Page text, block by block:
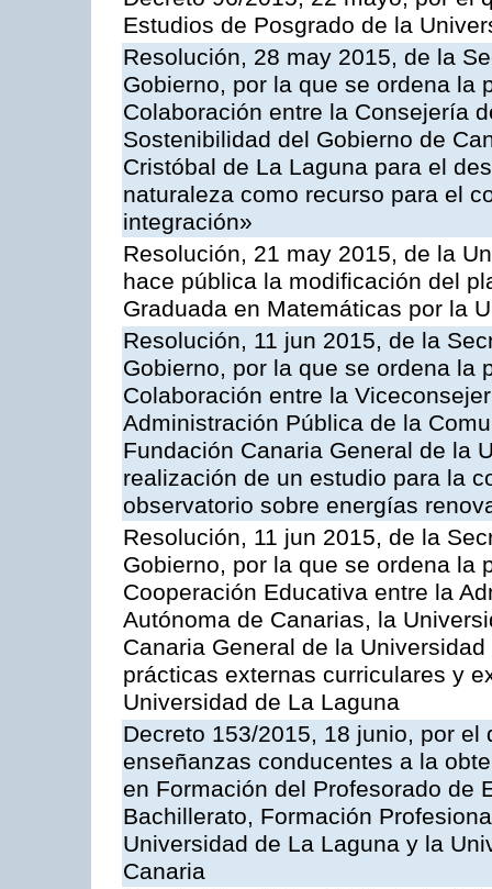
Estudios de Posgrado de la
Resolución, 28 may 2015, de la
Gobierno, por la que se ordena la
Colaboración entre la Consejería
Sostenibilidad del Gobierno de
Cristóbal de La Laguna para el
naturaleza como recurso para el
integración»
Resolución, 21 may 2015, de la
hace pública la modificación del
Graduada en Matemáticas por la
Resolución, 11 jun 2015, de la
Gobierno, por la que se ordena la
Colaboración entre la
Administración Pública de la
Fundación Canaria General de la
realización de un estudio para la
observatorio sobre energías
Resolución, 11 jun 2015, de la
Gobierno, por la que se ordena la
Cooperación Educativa entre la
Autónoma de Canarias, la
Canaria General de la
prácticas externas curriculares y
Universidad de La Laguna
Decreto 153/2015, 18 junio, por
enseñanzas conducentes a la
en Formación del Profesorado de
Bachillerato, Formación
Universidad de La Laguna y la
Canaria